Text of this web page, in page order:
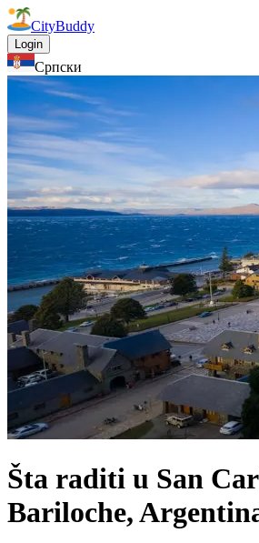
CityBuddy
Login
Српски
Šta raditi u San
Bariloche,